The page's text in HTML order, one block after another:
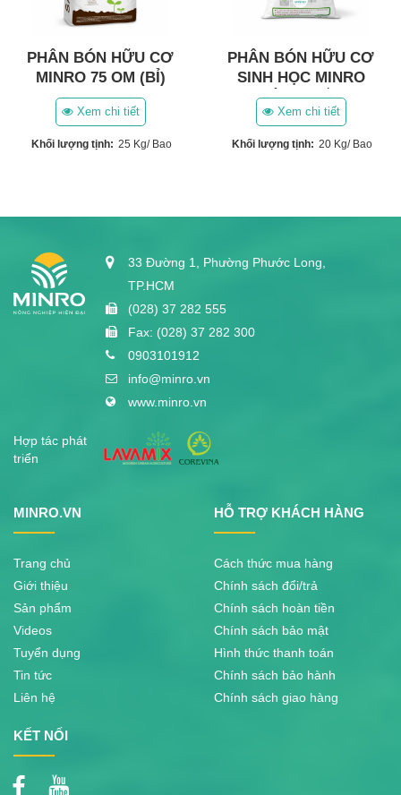
PHÂN BÓN HỮU CƠ
MINRO 75 OM (BỈ)
Xem chi tiết
Khối lượng tịnh: 25 Kg/ Bao
PHÂN BÓN HỮU CƠ
SINH HỌC MINRO
(HÀN QUỐC)
Xem chi tiết
Khối lượng tịnh: 20 Kg/ Bao
33 Đường 1, Phường Phước Long,
TP.HCM
(028) 37 282 555
Fax: (028) 37 282 300
0903101912
info@minro.vn
www.minro.vn
Hợp tác phát
triển
MINRO.VN
Trang chủ
Giới thiệu
Sản phẩm
Videos
Tuyển dụng
Tin tức
Liên hệ
HỖ TRỢ KHÁCH HÀNG
Cách thức mua hàng
Chính sách đổi/trả
Chính sách hoàn tiền
Chính sách bảo mật
Hình thức thanh toán
Chính sách bảo hành
Chính sách giao hàng
KẾT NỐI